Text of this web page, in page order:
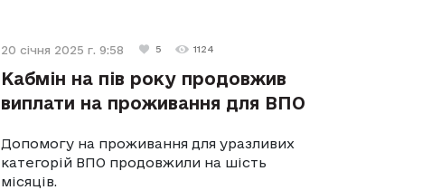
20 січня 2025 г. 9:58 5 1124
Кабмін на пів року продовжив
виплати на проживання для ВПО
Допомогу на проживання для уразливих
категорій ВПО продовжили на шість
місяців.